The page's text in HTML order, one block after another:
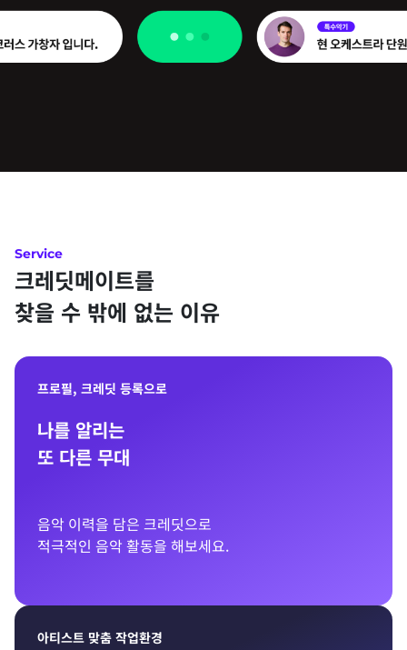
Service
크레딧메이트를
찾을 수 밖에 없는 이유
프로필, 크레딧 등록으로
나를 알리는
또 다른 무대
음악 이력을 담은 크레딧으로
적극적인 음악 활동을 해보세요.
아티스트 맞춤 작업환경